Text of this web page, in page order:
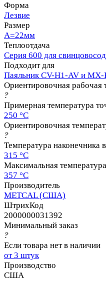
Форма
Лезвие
Размер
A=22мм
Теплоотдача
Серия 600 для
Подходит для
Паяльник CV-H1-AV и
Ориентировочная рабочая
?
Примерная температура
250 °C
Ориентировочная
?
Температура наконечника
315 °C
Максимальная
357 °C
Производитель
METCAL (США)
ШтрихКод
2000000031392
Минимальный заказ
?
Если товара нет в наличии
от 3 штук
Производство
США